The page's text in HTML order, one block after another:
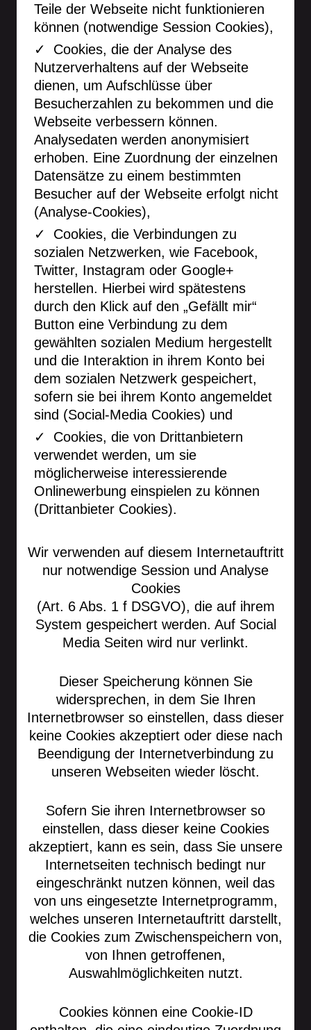
Teile der Webseite nicht funktionieren
können (notwendige Session Cookies),
Cookies, die der Analyse des
Nutzerverhaltens auf der Webseite
dienen, um Aufschlüsse über
Besucherzahlen zu bekommen und die
Webseite verbessern können.
Analysedaten werden anonymisiert
erhoben. Eine Zuordnung der einzelnen
Datensätze zu einem bestimmten
Besucher auf der Webseite erfolgt nicht
(Analyse-Cookies),
Cookies, die Verbindungen zu
sozialen Netzwerken, wie Facebook,
Twitter, Instagram oder Google+
herstellen. Hierbei wird spätestens
durch den Klick auf den „Gefällt mir“
Button eine Verbindung zu dem
gewählten sozialen Medium hergestellt
und die Interaktion in ihrem Konto bei
dem sozialen Netzwerk gespeichert,
sofern sie bei ihrem Konto angemeldet
sind (Social-Media Cookies) und
Cookies, die von Drittanbietern
verwendet werden, um sie
möglicherweise interessierende
Onlinewerbung einspielen zu können
(Drittanbieter Cookies).
Wir verwenden auf diesem Internetauftritt
nur notwendige Session und Analyse
Cookies
(Art. 6 Abs. 1 f DSGVO), die auf ihrem
System gespeichert werden. Auf Social
Media Seiten wird nur verlinkt.
Dieser Speicherung können Sie
widersprechen, in dem Sie Ihren
Internetbrowser so einstellen, dass dieser
keine Cookies akzeptiert oder diese nach
Beendigung der Internetverbindung zu
unseren Webseiten wieder löscht.
Sofern Sie ihren Internetbrowser so
einstellen, dass dieser keine Cookies
akzeptiert, kann es sein, dass Sie unsere
Internetseiten technisch bedingt nur
eingeschränkt nutzen können, weil das
von uns eingesetzte Internetprogramm,
welches unseren Internetauftritt darstellt,
die Cookies zum Zwischenspeichern von,
von Ihnen getroffenen,
Auswahlmöglichkeiten nutzt.
Cookies können eine Cookie-ID